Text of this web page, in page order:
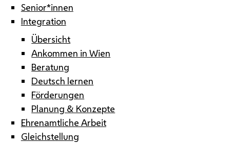
Senior*innen
Integration
Übersicht
Ankommen in Wien
Beratung
Deutsch lernen
Förderungen
Planung & Konzepte
Ehrenamtliche Arbeit
Gleichstellung